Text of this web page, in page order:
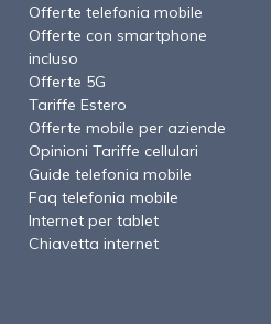
Offerte telefonia mobile
Offerte con smartphone
incluso
Offerte 5G
Tariffe Estero
Offerte mobile per aziende
Opinioni Tariffe cellulari
Guide telefonia mobile
Faq telefonia mobile
Internet per tablet
Chiavetta internet